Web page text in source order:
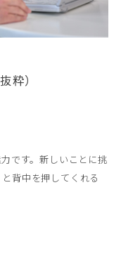
粋）
です。新しいことに挑
背中を押してくれる